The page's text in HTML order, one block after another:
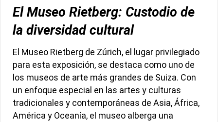
El Museo Rietberg: Custodio de
la diversidad cultural
El Museo Rietberg de Zúrich, el lugar privilegiado
para esta exposición, se destaca como uno de
los museos de arte más grandes de Suiza. Con
un enfoque especial en las artes y culturas
tradicionales y contemporáneas de Asia, África,
América y Oceanía, el museo alberga una